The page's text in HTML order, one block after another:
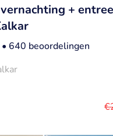
+ entree
• 640 beoordelingen